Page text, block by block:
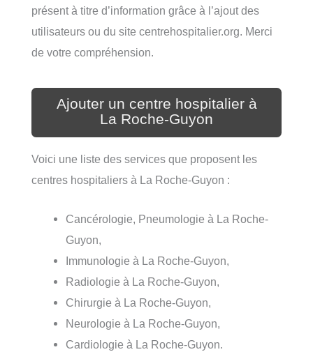
présent à titre d’information grâce à l’ajout des
utilisateurs ou du site centrehospitalier.org. Merci
de votre compréhension.
Ajouter un centre hospitalier à
La Roche-Guyon
Voici une liste des services que proposent les
centres hospitaliers à La Roche-Guyon :
Cancérologie, Pneumologie à La Roche-
Guyon,
Immunologie à La Roche-Guyon,
Radiologie à La Roche-Guyon,
Chirurgie à La Roche-Guyon,
Neurologie à La Roche-Guyon,
Cardiologie à La Roche-Guyon.